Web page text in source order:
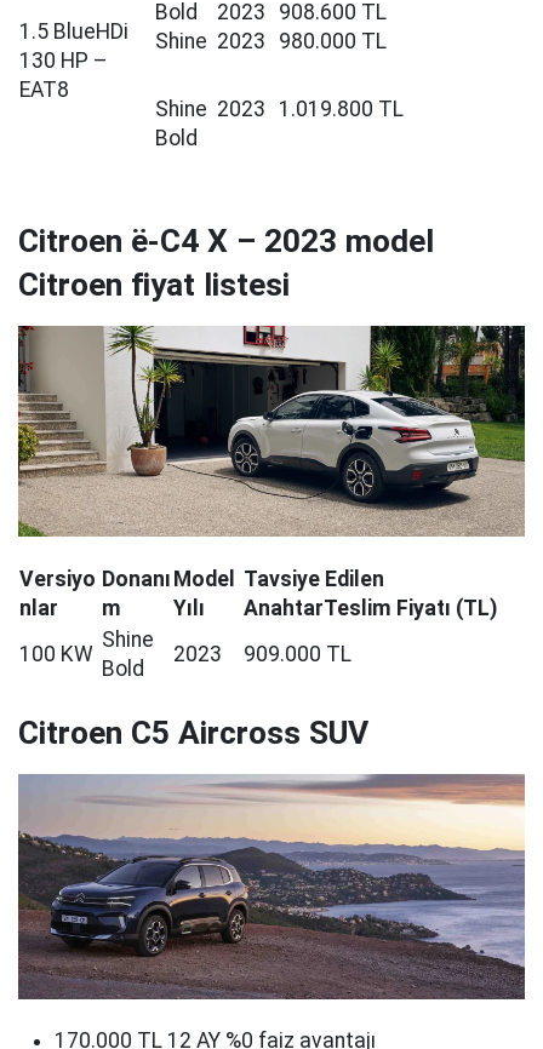
1.5 BlueHDi
130 HP –
EAT8
Bold
Shine
Shine
Bold
2023
2023
2023
908.600 TL
980.000 TL
1.019.800 TL
Citroen ë-C4 X – 2023 model
Citroen fiyat listesi
Versiyo
nlar
Donanı
m
Model
Yılı
Tavsiye Edilen
AnahtarTeslim Fiyatı (TL)
100 KW
Shine
Bold
2023 909.000 TL
Citroen C5 Aircross SUV
170.000 TL 12 AY %0 faiz avantajı​